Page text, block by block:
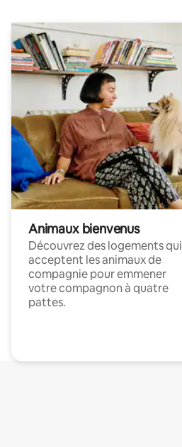
Animaux bienvenus
Découvrez des logements qui
acceptent les animaux de
compagnie pour emmener
votre compagnon à quatre
pattes.